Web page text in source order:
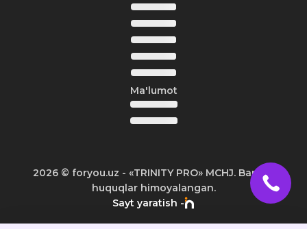
Ma'lumot
2026© foryou.uz - «TRINITY PRO» MCHJ. Barcha
huquqlar himoyalangan.
Sayt yaratish -